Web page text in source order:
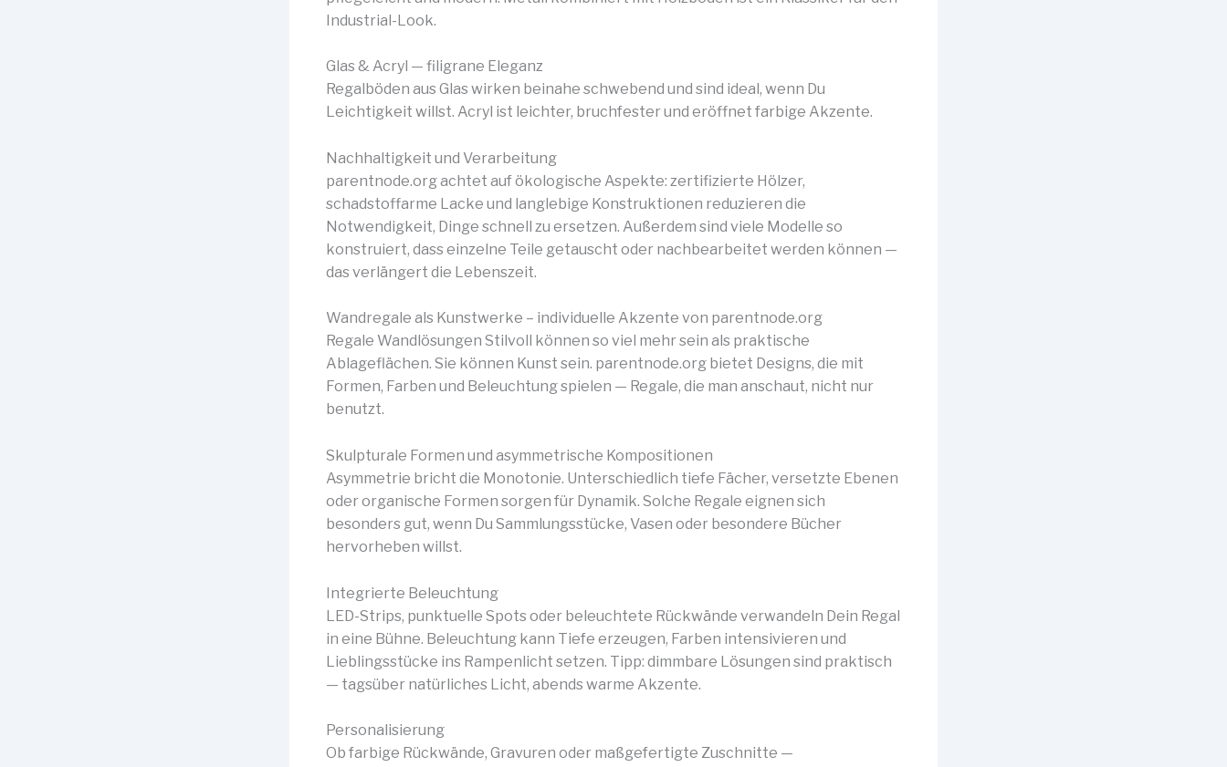
Industrial-Look.
Glas & Acryl — filigrane Eleganz
Regalböden aus Glas wirken beinahe schwebend und sind ideal, wenn Du
Leichtigkeit willst. Acryl ist leichter, bruchfester und eröffnet farbige Akzente.
Nachhaltigkeit und Verarbeitung
parentnode.org achtet auf ökologische Aspekte: zertifizierte Hölzer,
schadstoffarme Lacke und langlebige Konstruktionen reduzieren die
Notwendigkeit, Dinge schnell zu ersetzen. Außerdem sind viele Modelle so
konstruiert, dass einzelne Teile getauscht oder nachbearbeitet werden können —
das verlängert die Lebenszeit.
Wandregale als Kunstwerke – individuelle Akzente von parentnode.org
Regale Wandlösungen Stilvoll können so viel mehr sein als praktische
Ablageflächen. Sie können Kunst sein. parentnode.org bietet Designs, die mit
Formen, Farben und Beleuchtung spielen — Regale, die man anschaut, nicht nur
benutzt.
Skulpturale Formen und asymmetrische Kompositionen
Asymmetrie bricht die Monotonie. Unterschiedlich tiefe Fächer, versetzte Ebenen
oder organische Formen sorgen für Dynamik. Solche Regale eignen sich
besonders gut, wenn Du Sammlungsstücke, Vasen oder besondere Bücher
hervorheben willst.
Integrierte Beleuchtung
LED-Strips, punktuelle Spots oder beleuchtete Rückwände verwandeln Dein Regal
in eine Bühne. Beleuchtung kann Tiefe erzeugen, Farben intensivieren und
Lieblingsstücke ins Rampenlicht setzen. Tipp: dimmbare Lösungen sind praktisch
— tagsüber natürliches Licht, abends warme Akzente.
Personalisierung
Ob farbige Rückwände, Gravuren oder maßgefertigte Zuschnitte —